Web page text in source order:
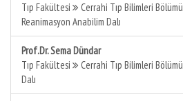
Tıp Fakültesi
Cerrahi Tıp Bilimleri Bölümü
Reanimasyon Anabilim Dalı
Prof.Dr. Sema Dündar
Tıp Fakültesi
Cerrahi Tıp Bilimleri Bölümü
Dalı